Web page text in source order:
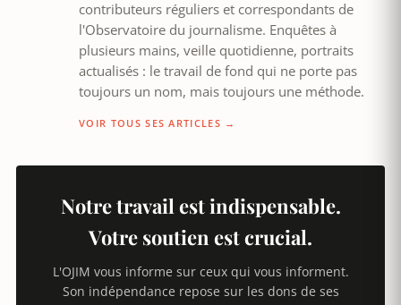
contributeurs réguliers et correspondants de
l'Observatoire du journalisme. Enquêtes à
plusieurs mains, veille quotidienne, portraits
actualisés : le travail de fond qui ne porte pas
toujours un nom, mais toujours une méthode.
VOIR TOUS SES ARTICLES →
Notre travail est indispensable.
Votre soutien est crucial.
L'OJIM vous informe sur ceux qui vous informent.
Son indépendance repose sur les dons de ses